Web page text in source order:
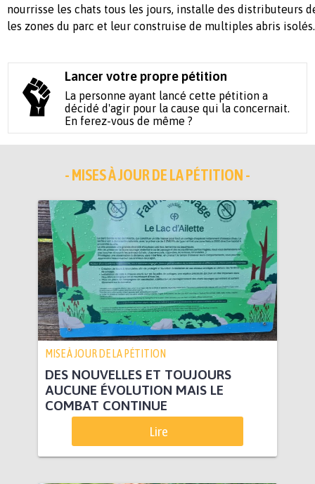
nourrisse les chats tous les jours, installe des distributeurs
les zones du parc et leur construise de multiples abris isolés.
Lancer votre propre pétition
La personne ayant lancé cette pétition a
décidé d'agir pour la cause qui la concernait.
En ferez-vous de même ?
- MISES À JOUR DE LA PÉTITION -
MISE À JOUR DE LA PÉTITION
DES NOUVELLES ET TOUJOURS
AUCUNE ÉVOLUTION MAIS LE
COMBAT CONTINUE
Lire